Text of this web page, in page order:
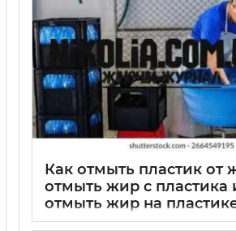
Как отмыть пластик от
отмыть жир с пластика
отмыть жир на